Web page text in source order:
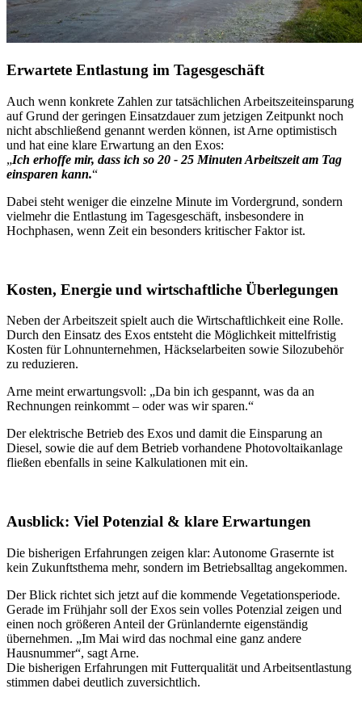
Erwartete Entlastung im Tagesgeschäft
Auch wenn konkrete Zahlen zur tatsächlichen Arbeitszeiteinsparung
auf Grund der geringen Einsatzdauer zum jetzigen Zeitpunkt noch
nicht abschließend genannt werden können, ist Arne optimistisch
und hat eine klare Erwartung an den Exos:
„Ich erhoffe mir, dass ich so 20 - 25 Minuten Arbeitszeit am Tag
einsparen kann.“
Dabei steht weniger die einzelne Minute im Vordergrund, sondern
vielmehr die Entlastung im Tagesgeschäft, insbesondere in
Hochphasen, wenn Zeit ein besonders kritischer Faktor ist.
Kosten, Energie und wirtschaftliche Überlegungen
Neben der Arbeitszeit spielt auch die Wirtschaftlichkeit eine Rolle.
Durch den Einsatz des Exos entsteht die Möglichkeit mittelfristig
Kosten für Lohnunternehmen, Häckselarbeiten sowie Silozubehör
zu reduzieren.
Arne meint erwartungsvoll: „Da bin ich gespannt, was da an
Rechnungen reinkommt – oder was wir sparen.“
Der elektrische Betrieb des Exos und damit die Einsparung an
Diesel, sowie die auf dem Betrieb vorhandene Photovoltaikanlage
fließen ebenfalls in seine Kalkulationen mit ein.
Ausblick: Viel Potenzial & klare Erwartungen
Die bisherigen Erfahrungen zeigen klar: Autonome Grasernte ist
kein Zukunftsthema mehr, sondern im Betriebsalltag angekommen.
Der Blick richtet sich jetzt auf die kommende Vegetationsperiode.
Gerade im Frühjahr soll der Exos sein volles Potenzial zeigen und
einen noch größeren Anteil der Grünlandernte eigenständig
übernehmen. „Im Mai wird das nochmal eine ganz andere
Hausnummer“, sagt Arne.
Die bisherigen Erfahrungen mit Futterqualität und Arbeitsentlastung
stimmen dabei deutlich zuversichtlich.